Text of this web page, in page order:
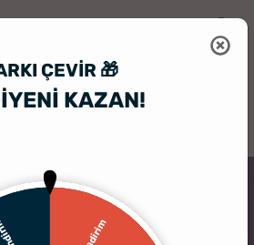
ÇEVIR 🎁
KAZAN!